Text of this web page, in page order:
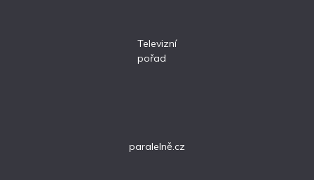
Televizní
pořad
paralelně.cz